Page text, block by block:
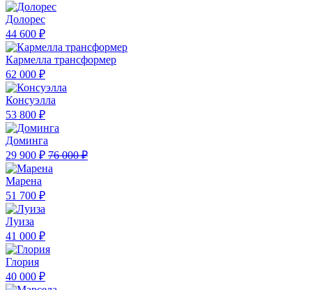
Долорес
44 600 ₽
Кармелла трансформер
62 000 ₽
Консуэлла
53 800 ₽
Доминга
29 900 ₽ 76 000 ₽
Марена
51 700 ₽
Луиза
41 000 ₽
Глория
40 000 ₽